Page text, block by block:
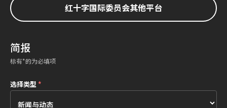
红十字国际委员会其他平台
简报
标有*的为必填项
选择类型*